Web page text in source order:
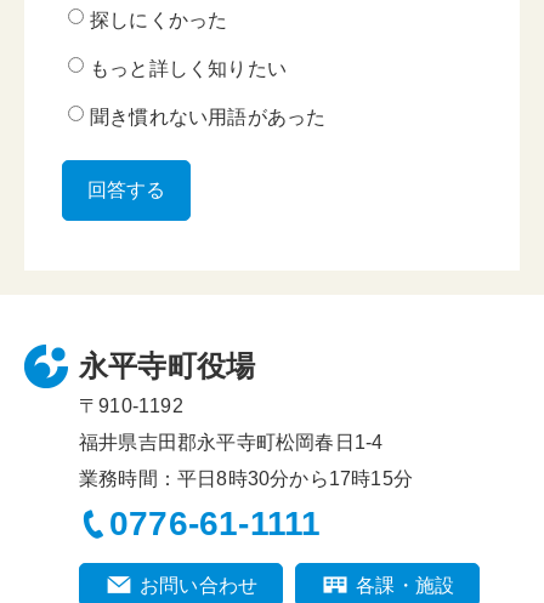
探しにくかった
もっと詳しく知りたい
聞き慣れない用語があった
永平寺町役場
〒910-1192
福井県吉田郡永平寺町松岡春日1-4
業務時間：平日8時30分から17時15分
0776-61-1111
お問い合わせ 各課・施設